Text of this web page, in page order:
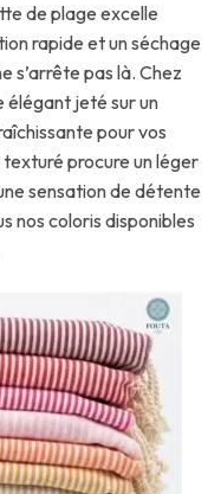
de plage excelle
rapide et un séchage
s’arrête pas là. Chez
élégant jeté sur un
pour vos
procure un léger
sensation de détente
nos coloris disponibles